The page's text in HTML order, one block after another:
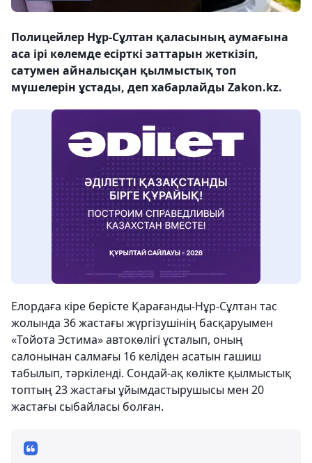
Полицейлер Нұр-Сұлтан қаласының аумағына
аса ірі көлемде есірткі заттарын жеткізіп,
сатумен айналысқан қылмыстық топ
мүшелерін ұстады, деп хабарлайды Zakon.kz.
Елордаға кіре берісте Қарағанды-Нұр-Сұлтан тас
жолында 36 жастағы жүргізушінің басқаруымен
«Тойота Эстима» автокөлігі ұсталып, оның
салонынан салмағы 16 келіден асатын гашиш
табылып, тәркіленді. Сондай-ақ көлікте қылмыстық
топтың 23 жастағы ұйымдастырушысы мен 20
жастағы сыбайласы болған.